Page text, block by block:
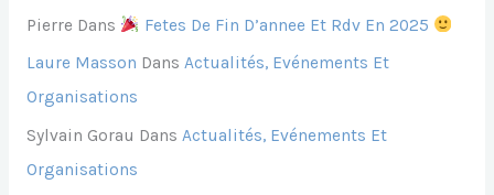
Pierre Dans
Fetes De Fin D’annee Et Rdv En 2025
Laure Masson Dans Actualités, Evénements Et
Organisations
Sylvain Gorau Dans Actualités, Evénements Et
Organisations